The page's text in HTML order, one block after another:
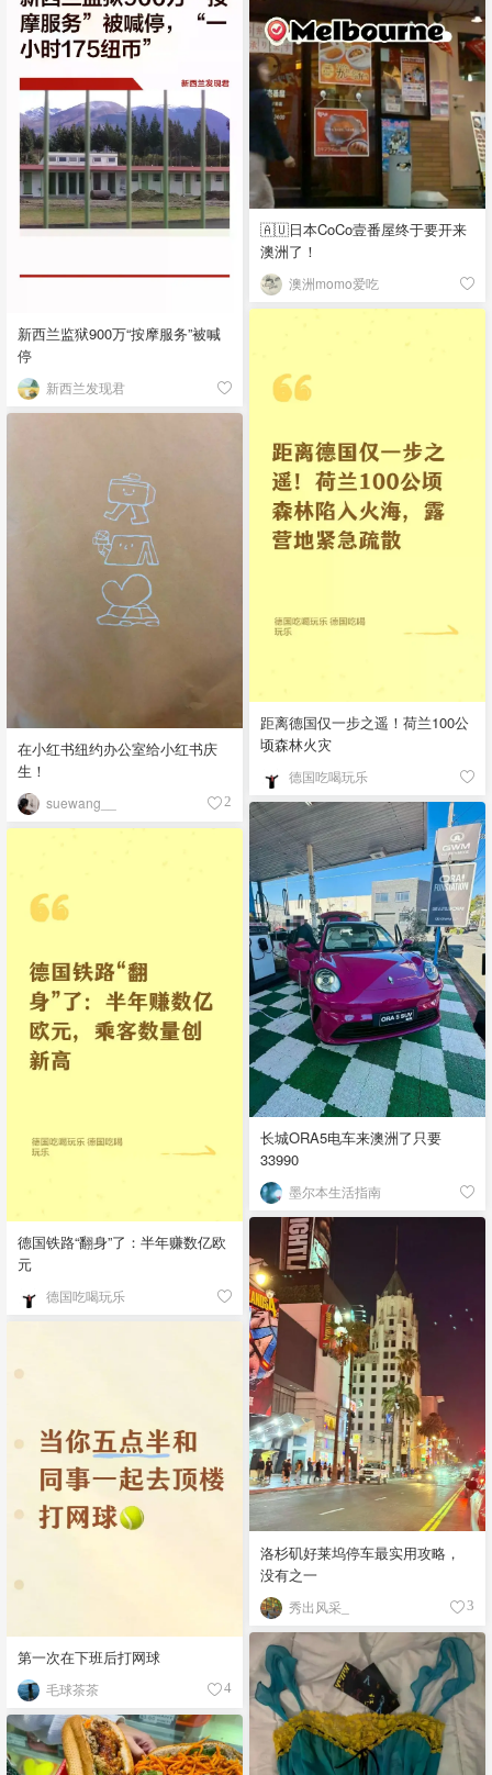
🇦🇺日本CoCo壹番屋终于要开来
澳洲了！
澳洲momo爱吃
新西兰监狱900万“按摩服务”被喊
停
新西兰发现君
距离德国仅一步之遥！荷兰100公
顷森林火灾
德国吃喝玩乐
在小红书纽约办公室给小红书庆
生！
suewang__ 2
长城ORA5电车来澳洲了只要
33990
墨尔本生活指南
德国铁路“翻身”了：半年赚数亿欧
元
德国吃喝玩乐
洛杉矶好莱坞停车最实用攻略，
没有之一
秀出风采_ 3
第一次在下班后打网球
毛球茶茶 4